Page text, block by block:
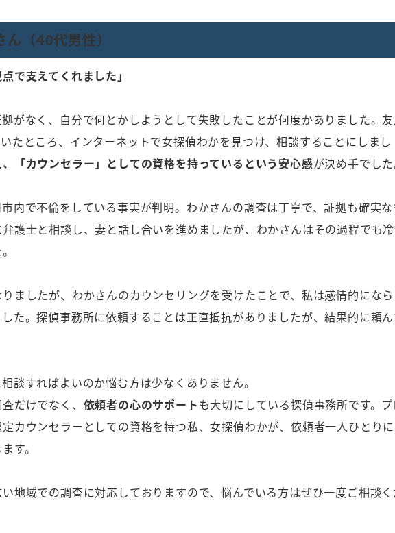
（40代男性）
で支えてくれました」
がなく、自分で何とかしようとして失敗したことが何度かありました。
たところ、インターネットで女探偵わかを見つけ、相談することにしまし
、「カウンセラー」としての資格を持っているという安心感が決め手でした
内で不倫をしている事実が判明。わかさんの調査は丁寧で、証拠も確実な
護士と相談し、妻と話し合いを進めましたが、わかさんはその過程でも
ましたが、わかさんのカウンセリングを受けたことで、私は感情的になら
た。探偵事務所に依頼することは正直抵抗がありましたが、結果的に頼ん
談すればよいのか悩む方は少なくありません。
だけでなく、 依頼者の心のサポートも大切にしている探偵事務所です。プ
カウンセラーとしての資格を持つ私、女探偵わかが、依頼者一人ひとり
す。
地域での調査に対応しておりますので、悩んでいる方はぜひ一度ご相談く